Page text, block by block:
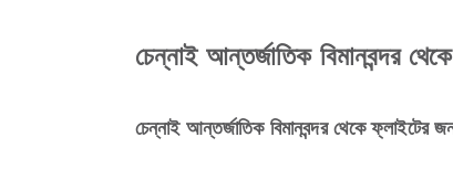
চেন্নাই আন্তর্জাতিক
চেন্নাই আন্তর্জাতিক বিমানবন্দর থেকে